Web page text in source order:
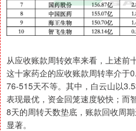
从应收账款周转效率来看，上述前
这十家药企的应收账款周转率介于
76-515天不等。其中，白云山以
表现最优，资金回笼速度较快；而
8天的周转天数垫底，账款回收周
显著。